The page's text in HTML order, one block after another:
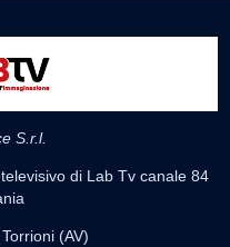
S.r.l.
di Lab Tv canale 84
(AV)